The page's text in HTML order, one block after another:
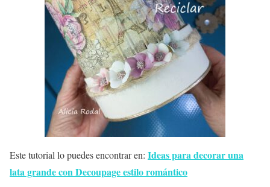
Este tutorial lo puedes encontrar en: Ideas para decorar una
lata grande con Decoupage estilo romántico